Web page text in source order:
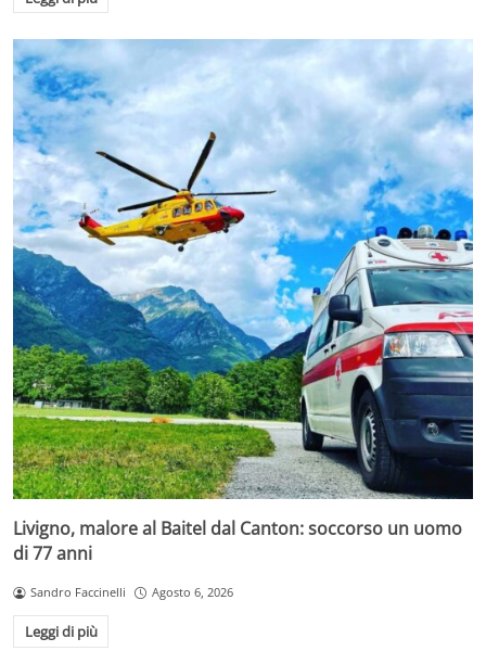
Livigno, malore al Baitel dal Canton: soccorso un uomo
di 77 anni
Sandro Faccinelli Agosto 6, 2026
Leggi di più